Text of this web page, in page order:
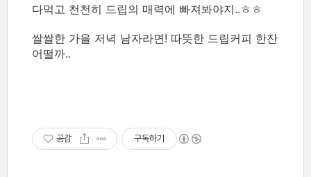
다먹고 천천히 드립의 매력에 빠져봐야지..ㅎㅎ
쌀쌀한 가을 저녁 남자라면! 따뜻한 드립커피 한잔
어떨까..
공감 구독하기